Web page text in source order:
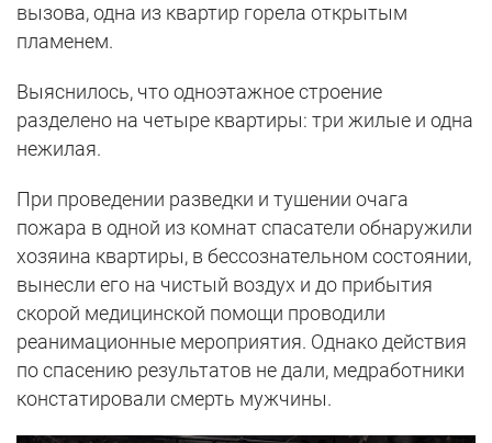
вызова, одна из квартир горела открытым
пламенем.
Выяснилось, что одноэтажное строение
разделено на четыре квартиры: три жилые и одна
нежилая.
При проведении разведки и тушении очага
пожара в одной из комнат спасатели обнаружили
хозяина квартиры, в бессознательном состоянии,
вынесли его на чистый воздух и до прибытия
скорой медицинской помощи проводили
реанимационные мероприятия. Однако действия
по спасению результатов не дали, медработники
констатировали смерть мужчины.